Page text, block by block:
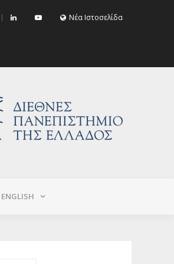
2026 (Χειμερινό+Εαρινό 2025-2026)
Νέα Ιστοσελίδα
ΕNGLISH